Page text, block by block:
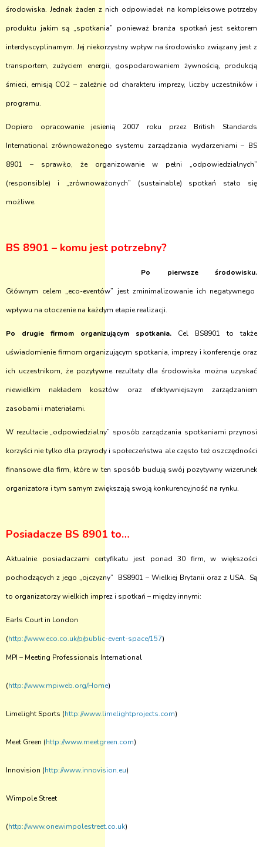
środowiska. Jednak żaden z nich odpowiadał na kompleksowe potrzeby
produktu jakim są „spotkania” ponieważ branża spotkań jest sektorem
interdyscyplinarnym. Jej niekorzystny wpływ na środowisko związany jest z
transportem, zużyciem energii, gospodarowaniem żywnością, produkcją
śmieci, emisją CO2 – zależnie od charakteru imprezy, liczby uczestników i
programu.
Dopiero opracowanie jesienią 2007 roku przez British Standards
International zrównoważonego systemu zarządzania wydarzeniami – BS
8901 – sprawiło, że organizowanie w pełni „odpowiedzialnych”
(responsible) i „zrównoważonych” (sustainable) spotkań stało się
możliwe.
BS 8901 – komu jest potrzebny?
Po pierwsze środowisku.
Głównym celem „eco-eventów” jest zminimalizowanie ich negatywnego
wpływu na otoczenie na każdym etapie realizacji.
Po drugie firmom organizującym spotkania. Cel BS8901 to także
uświadomienie firmom organizującym spotkania, imprezy i konferencje oraz
ich uczestnikom, że pozytywne rezultaty dla środowiska można uzyskać
niewielkim nakładem kosztów oraz efektywniejszym zarządzaniem
zasobami i materiałami.
W rezultacie „odpowiedzialny” sposób zarządzania spotkaniami przynosi
korzyści nie tylko dla przyrody i społeczeństwa ale często też oszczędności
finansowe dla firm, które w ten sposób budują swój pozytywny wizerunek
organizatora i tym samym zwiększają swoją konkurencyjność na rynku.
Posiadacze BS 8901 to…
Aktualnie posiadaczami certyfikatu jest ponad 30 firm, w większości
pochodzących z jego „ojczyzny”
BS8901 – Wielkiej Brytanii oraz z USA. Są
to organizatorzy wielkich imprez i spotkań – między innymi:
Earls Court in London
(http://www.eco.co.uk/p/public-event-space/157)
MPI – Meeting Professionals International
(http://www.mpiweb.org/Home)
Limelight Sports (http://www.limelightprojects.com)
Meet Green (http://www.meetgreen.com)
Innovision (http://www.innovision.eu)
Wimpole Street
(http://www.onewimpolestreet.co.uk)